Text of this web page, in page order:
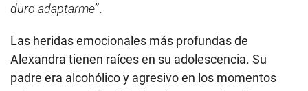
duro adaptarme”.
Las heridas emocionales más profundas de
Alexandra tienen raíces en su adolescencia. Su
padre era alcohólico y agresivo en los momentos